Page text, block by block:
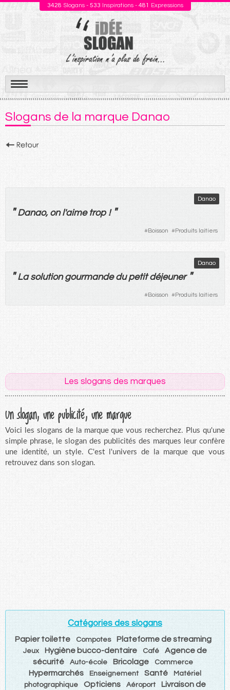
3428 Slogans - 533 Inspirations - 481 Expressions
Aller
au
contenu
Slogans de la marque Danao
Danao
"Danao, onl'aime trop! "
#Boisson #Produits laitiers
Danao
" La solution gourmande du petit déjeuner "
#Boisson #Produits laitiers
Les slogans des marques
Un slogan, une publicité, une marque
Voici les slogans de la marque que vous recherchez. Plus qu'une
simple phrase, le slogan des publicités des marques leur confère
une identité, un style. C'est l'univers de la marque que vous
retrouvez dans son slogan.
Catégories des slogans
Papier toilette Compotes Plateforme de streaming
Jeux Hygiène bucco-dentaire Café
Agence de
sécurité
Auto-école Bricolage Commerce
Hypermarchés Enseignement Santé
Matériel
photographique
Opticiens Aéroport Livraison de